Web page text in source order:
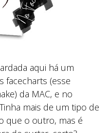
aqui há um
facecharts (esse
da MAC, e no
mais de um tipo de
que o outro, mas é